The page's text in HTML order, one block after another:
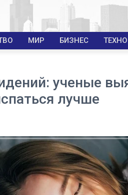
МИР БИЗНЕС ТЕХНО
ученые
лучше